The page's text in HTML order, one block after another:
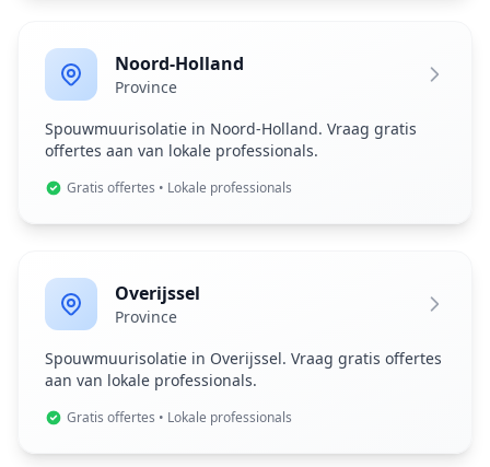
Noord-Holland
Province
Spouwmuurisolatie in Noord-Holland. Vraag gratis
offertes aan van lokale professionals.
Gratis offertes • Lokale professionals
Overijssel
Province
Spouwmuurisolatie in Overijssel. Vraag gratis offertes
aan van lokale professionals.
Gratis offertes • Lokale professionals